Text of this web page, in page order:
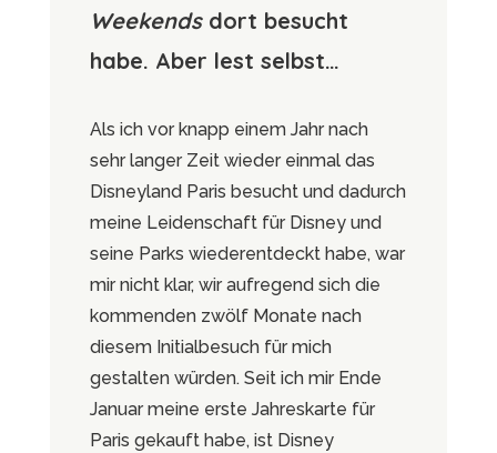
Weekendsdort besucht
habe. Aber lest selbst…
Als ich vor knapp einem Jahr nach
sehr langer Zeit wieder einmal das
Disneyland Paris besucht und dadurch
meine Leidenschaft für Disney und
seine Parks wiederentdeckt habe, war
mir nicht klar, wir aufregend sich die
kommenden zwölf Monate nach
diesem Initialbesuch für mich
gestalten würden. Seit ich mir Ende
Januar meine erste Jahreskarte für
Paris gekauft habe, ist Disney